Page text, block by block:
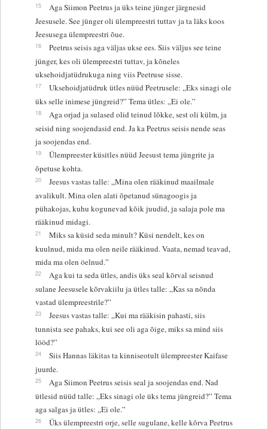
15
Aga Siimon Peetrus ja üks teine jünger järgnesid
Jeesusele. See jünger oli ülempreestri tuttav ja ta läks koos
Jeesusega ülempreestri õue.
16
Peetrus seisis aga väljas ukse ees. Siis väljus see teine
jünger, kes oli ülempreestri tuttav, ja kõneles
uksehoidjatüdrukuga ning viis Peetruse sisse.
17
Uksehoidjatüdruk ütles nüüd Peetrusele: „Eks sinagi ole
üks selle inimese jüngreid?” Tema ütles: „Ei ole.”
18
Aga orjad ja sulased olid teinud lõkke, sest oli külm, ja
seisid ning soojendasid end. Ja ka Peetrus seisis nende seas
ja soojendas end.
19
Ülempreester küsitles nüüd Jeesust tema jüngrite ja
õpetuse kohta.
20
Jeesus vastas talle: „Mina olen rääkinud maailmale
avalikult. Mina olen alati õpetanud sünagoogis ja
pühakojas, kuhu kogunevad kõik juudid, ja salaja pole ma
rääkinud midagi.
21
Miks sa küsid seda minult? Küsi nendelt, kes on
kuulnud, mida ma olen neile rääkinud. Vaata, nemad teavad,
mida ma olen öelnud.”
22
Aga kui ta seda ütles, andis üks seal kõrval seisnud
sulane Jeesusele kõrvakiilu ja ütles talle: „Kas sa nõnda
vastad ülempreestrile?”
23
Jeesus vastas talle: „Kui ma rääkisin pahasti, siis
tunnista see pahaks, kui see oli aga õige, miks sa mind siis
lööd?”
24
Siis Hannas läkitas ta kinniseotult ülempreester Kaifase
juurde.
25
Aga Siimon Peetrus seisis seal ja soojendas end. Nad
ütlesid nüüd talle: „Eks sinagi ole üks tema jüngreid?” Tema
aga salgas ja ütles: „Ei ole.”
26 Üks ülempreestri orje, selle sugulane, kelle kõrva Peetrus